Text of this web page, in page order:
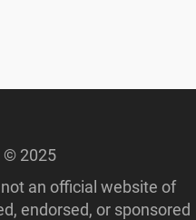
© 2025
an official website of
endorsed, or sponsored